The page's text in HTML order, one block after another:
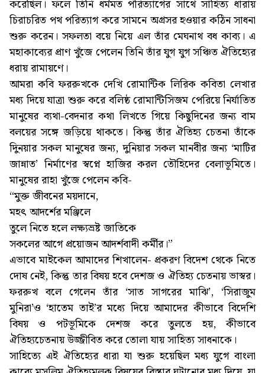
করেছিল। ফলে তিনি ধর্মমত পরিত্যাগের সাথে সাহিত্য ধারায়
চিরাচরিত পথ পরিত্যাগ করে সামনে অগ্রসর হওয়ার কঠিন সাধনা
শুরু করেন। সফলতা বয়ে নিয়ে এল তাঁর মেঘনাথ বধ কাব্য। এ
মহাকাব্যের প্রাণ খুঁজে পেলেন তিনি তাঁর যুগ যুগ সঞ্চিত ঐতিহ্যের
ধরায় রামায়ণে।
আমরা কবি ফররুখকে দেখি রোমান্টিক লিরিক কবিতা লেখার
মধ্য দিয়ে যাত্রা শুরু করে বলিষ্ঠ রোমান্টিসিজম পেরিয়ে নির্যাতিত
মানুষের ব্যথা-বেদনার কথা লিখতে গিয়ে কিছুদিনের জন্য বাম
বলয়ের সঙ্গে জড়িয়ে থাকতে। কিন্তু তাঁর ঐতিহ্য চেতনা তাঁকে
দুিনয়ার সকল মানুষের জন্য, দুনিয়ার সকল মানবীর জন্য ‘মাটির
জান্নাত’ নির্মাণের স্বপ্নে হাজির করল তৌহিদের বেলাভূমিতে।
মানুষের রাহা খুঁজে পেলেন কবি-
“মুক্ত জীবনের ময়দানে,
মহৎ আদর্শের মঞ্জিলে
তুলে নিতে হলে লক্ষ্যভ্রষ্ট জাতিকে
সকলের আগে প্রয়োজন আদর্শবাদী কর্মীর।”
এভাবে মাইকেল আমাদের শিখালেন- প্রকরণ বিদেশ থেকে নিতে
দোষ নেই, কিন্তু তার বিষয় হবে দেশজ ও ঐতিহ্য চেতনায় ভাস্বর।
ফররুখ বলে গেলেন তাঁর ‘সাত সাগরের মাঝি’, ‘সিরাজুম
মুনিরা’ও ‘হাতেম তাই’র মধ্যে দিয়ে আমাদের কীভাবে বিদেশি
বিষয় ও পটভূমিকে দেশজ করে তুলতে হয়, কীভাবে
ঐতিহ্যচেতনায় উজ্জীবিত করে তোলা যায় সাহিত্য সাধনাকে।
সাহিত্যে এই ঐতিহ্যের ধারা যা শুরু হয়েছিল মধ্য যুগে বাংলা